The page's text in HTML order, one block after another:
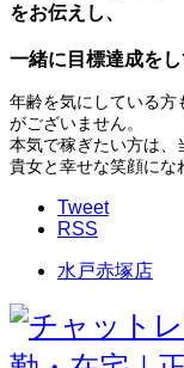
をお伝えし、
一緒に目標達成をし
年齢を気にしている方
がございません。
本気で稼ぎたい方は、
貴女と幸せな笑顔にな
Tweet
RSS
水戸赤塚店